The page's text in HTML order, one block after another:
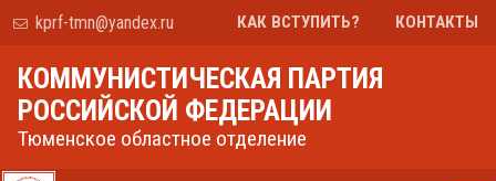
kprf-tmn@yandex.ru КАК ВСТУПИТЬ? КОНТАКТЫ
КОММУНИСТИЧЕСКАЯ ПАРТИЯ
РОССИЙСКОЙ ФЕДЕРАЦИИ
Тюменское областное отделение